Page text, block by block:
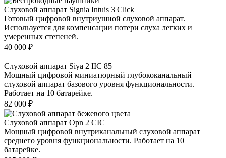
Слуховой аппарат Signia Intuis 3 Click
Готовый цифровой внутриушной слуховой аппарат.
Используется для компенсации потери слуха легких и
умеренных степеней.
40 000 ₽
Слуховой аппарат Siya 2 IIC 85
Мощный цифровой миниатюрный глубококанальный
слуховой аппарат базового уровня функциональности.
Работает на 10 батарейке.
82 000 ₽
Слуховой аппарат Opn 2 CIC
Мощный цифровой внутриканальный слуховой аппарат
среднего уровня функциональности. Работает на 10
батарейке.